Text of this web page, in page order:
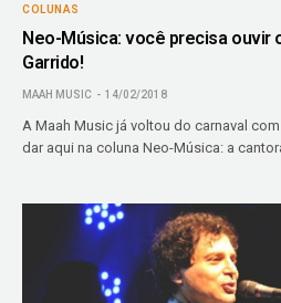
COLUNAS
Neo-Música: você precisa ouvir
Garrido!
MAAH MUSIC 14/02/2018
A Maah Music já voltou do carnaval
dar aqui na coluna Neo-Música: a